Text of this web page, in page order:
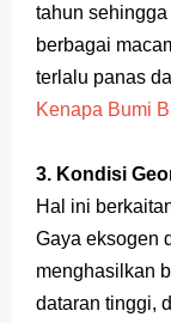
tahun
berbagai
terlalu panas
Kenapa Bumi
3. Kondisi
Hal ini
Gaya eksogen
menghasilkan
dataran tinggi,